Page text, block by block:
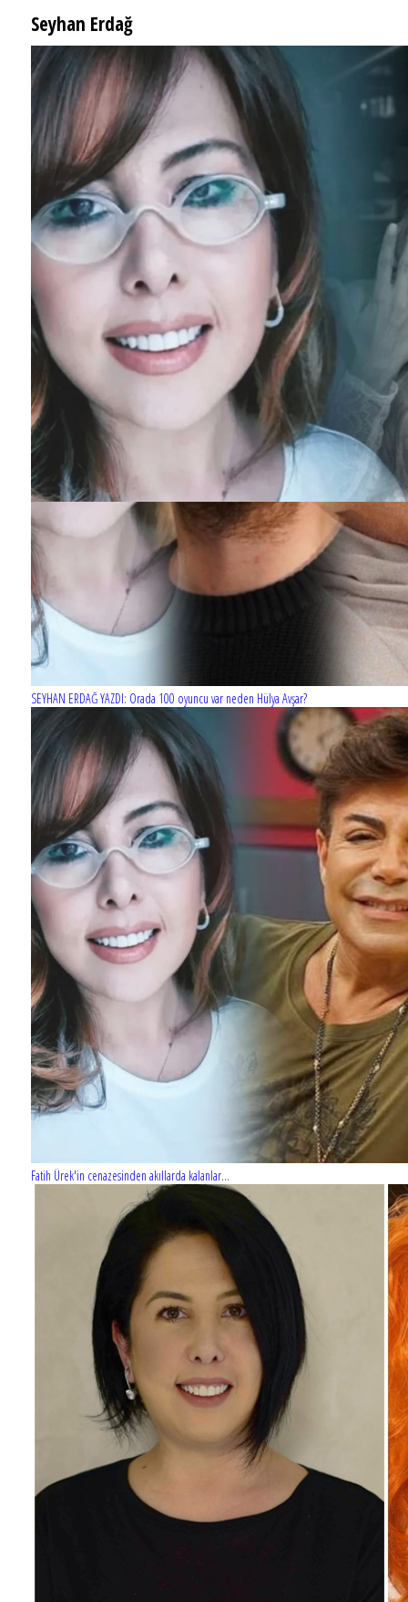
Seyhan Erdağ
SEYHAN ERDAĞ YAZDI: Peki Mehmet Ali Erbil bu evliliği neden yaptı?
SEYHAN ERDAĞ YAZDI: Orada 100 oyuncu var neden Hülya Avşar?
Fatih Ürek'in cenazesinden akıllarda kalanlar...